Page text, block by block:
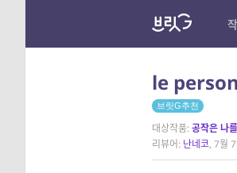
le
브릿G추천
대상작품: 공작은 나
리뷰어: 난네코, 7월